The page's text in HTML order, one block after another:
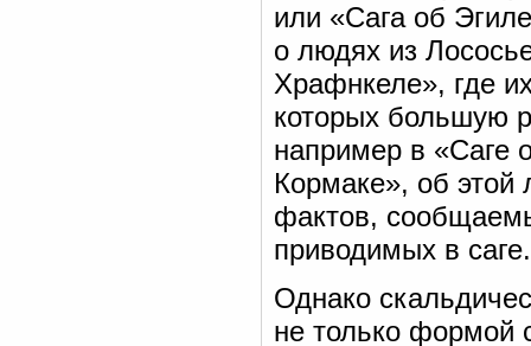
или «Сага об
о людях из
Храфнкеле», где
которых большую
например в «Саге
Кормаке», об
фактов,
приводимых в саге.
Однако
не только формой